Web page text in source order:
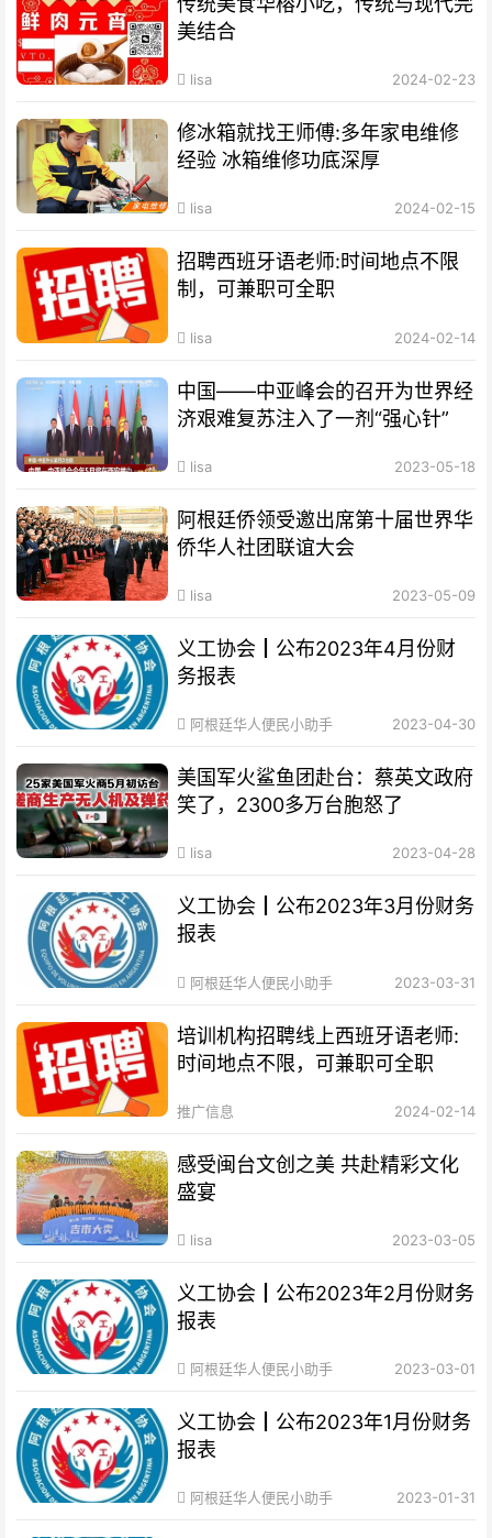
美结合
lisa 2024-02-23
修冰箱就找王师傅:多年家电维修
经验 冰箱维修功底深厚
lisa 2024-02-15
招聘西班牙语老师:时间地点不限
制，可兼职可全职
lisa 2024-02-14
中国——中亚峰会的召开为世界经
济艰难复苏注入了一剂“强心针”
lisa 2023-05-18
阿根廷侨领受邀出席第十届世界华
侨华人社团联谊大会
lisa 2023-05-09
义工协会┃公布2023年4月份财
务报表
阿根廷华人便民小助手 2023-04-30
美国军火鲨鱼团赴台：蔡英文政府
笑了，2300多万台胞怒了
lisa 2023-04-28
义工协会┃公布2023年3月份财务
报表
阿根廷华人便民小助手 2023-03-31
培训机构招聘线上西班牙语老师:
时间地点不限，可兼职可全职
推广信息 2024-02-14
感受闽台文创之美 共赴精彩文化
盛宴
lisa 2023-03-05
义工协会┃公布2023年2月份财务
报表
阿根廷华人便民小助手 2023-03-01
义工协会┃公布2023年1月份财务
报表
阿根廷华人便民小助手 2023-01-31